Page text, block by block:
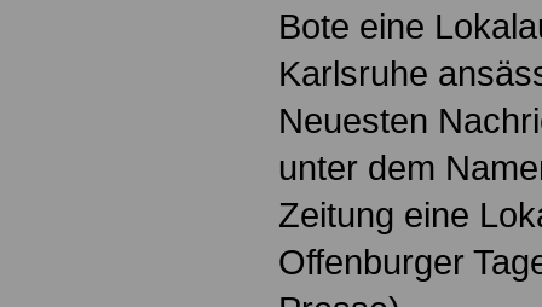
Bote eine
Karlsruhe
Neuesten
unter dem
Zeitung eine
Offenburger